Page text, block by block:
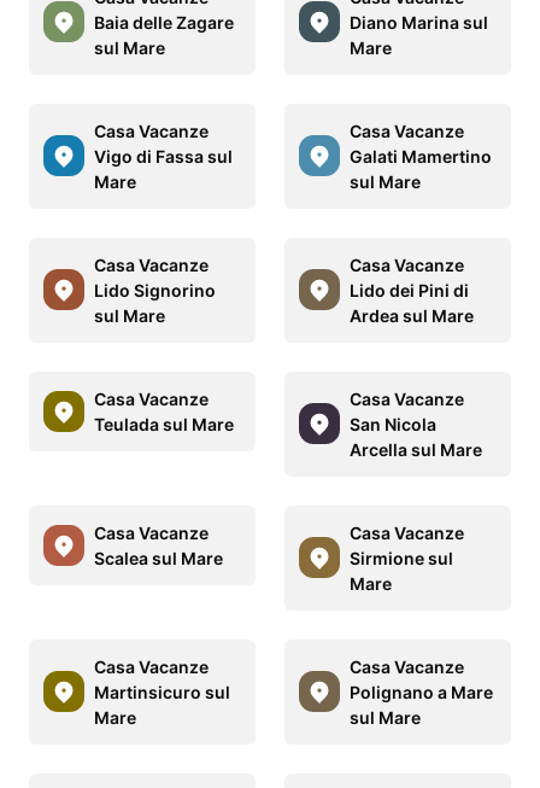
Baia delle Zagare
sul Mare
Diano Marina sul
Mare
Casa Vacanze
Vigo di Fassa sul
Mare
Casa Vacanze
Galati Mamertino
sul Mare
Casa Vacanze
Lido Signorino
sul Mare
Casa Vacanze
Lido dei Pini di
Ardea sul Mare
Casa Vacanze
Teulada sul Mare
Casa Vacanze
San Nicola
Arcella sul Mare
Casa Vacanze
Scalea sul Mare
Casa Vacanze
Sirmione sul
Mare
Casa Vacanze
Martinsicuro sul
Mare
Casa Vacanze
Polignano a Mare
sul Mare